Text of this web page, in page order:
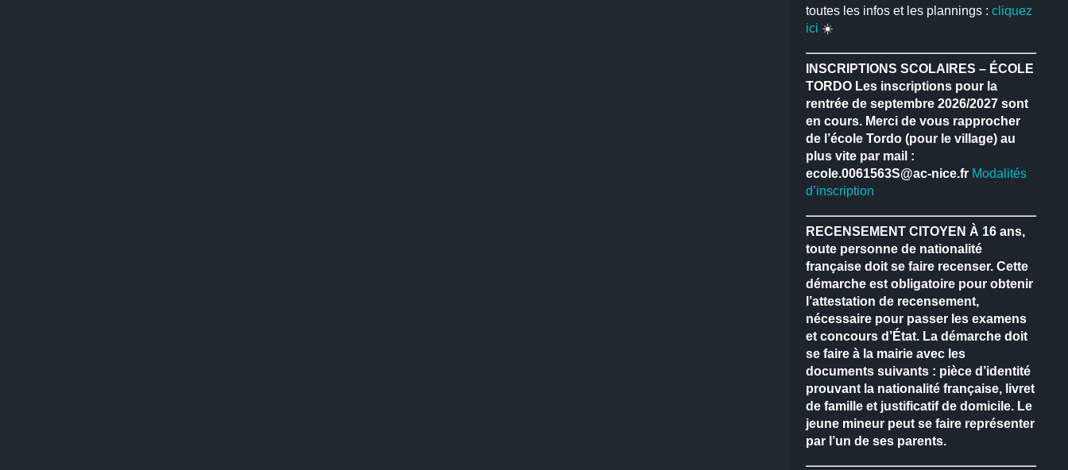
toutes les infos et les plannings : cliquez
ici ☀️
INSCRIPTIONS SCOLAIRES – ÉCOLE
TORDOLes inscriptions pour la
rentrée de septembre 2026/2027 sont
en cours. Merci de vous rapprocher
de l’école Tordo (pour le village) au
plus vite par mail :
ecole.0061563S@ac-nice.fr Modalités
d’inscription
RECENSEMENT CITOYEN À 16 ans,
toute personne de nationalité
française doit se faire recenser. Cette
démarche est obligatoire pour obtenir
l’attestation de recensement,
nécessaire pour passer les examens
et concours d’État.La démarche doit
se faire à la mairie avec les
documents suivants : pièce d’identité
prouvant la nationalité française, livret
de famille et justificatif de domicile.Le
jeune mineur peut se faire représenter
par l’un de ses parents.